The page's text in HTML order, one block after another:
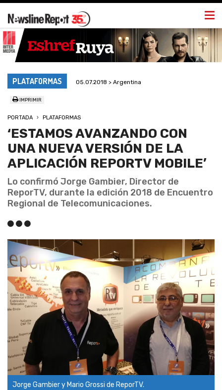
PLATAFORMAS 05.07.2018 > Argentina
IMPRIMIR
PORTADA PLATAFORMAS
‘ESTAMOS AVANZANDO CON
UNA NUEVA VERSIÓN DE LA
APLICACIÓN REPORTV MOBILE’
Lo confirmó Jorge Gambier, Director de
ReporTV, durante la edición 2018 de Encuentro
Regional de Telecomunicaciones.
Jorge Gambier y Mario Grossi de ReporTV.